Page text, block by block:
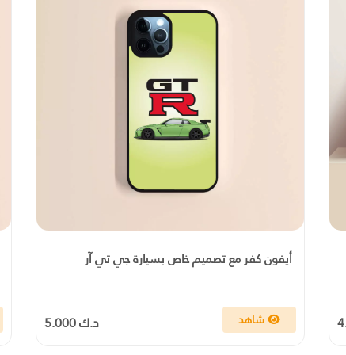
أيفون كفر مع تصميم خاص بسيارة جي تي آر
د.ك 5.000 شاهد